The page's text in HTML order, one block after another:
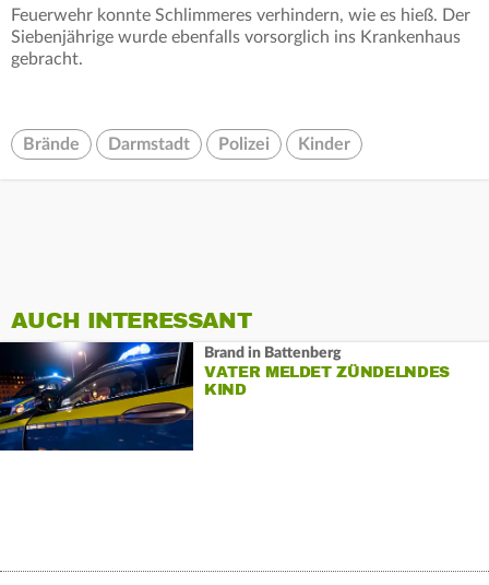
Feuerwehr konnte Schlimmeres verhindern, wie es hieß. Der
Siebenjährige wurde ebenfalls vorsorglich ins Krankenhaus
gebracht.
Brände Darmstadt Polizei Kinder
AUCH INTERESSANT
Brand in Battenberg
VATER MELDET ZÜNDELNDES
KIND